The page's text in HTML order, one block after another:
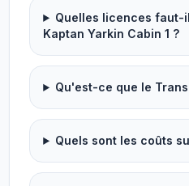
Quelles licences faut-
Kaptan Yarkin Cabin 1 ?
Qu'est-ce que le
Quels sont les coûts